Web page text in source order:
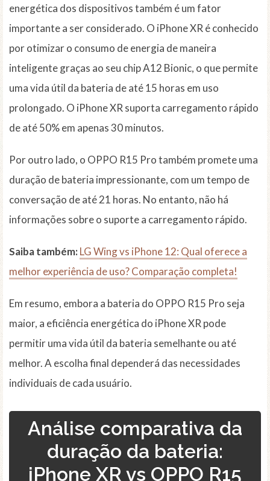
energética dos dispositivos também é um fator
importante a ser considerado. O iPhone XR é conhecido
por otimizar o consumo de energia de maneira
inteligente graças ao seu chip A12 Bionic, o que permite
uma vida útil da bateria de até 15 horas em uso
prolongado. O iPhone XR suporta carregamento rápido
de até 50% em apenas 30 minutos.
Por outro lado, o OPPO R15 Pro também promete uma
duração de bateria impressionante, com um tempo de
conversação de até 21 horas. No entanto, não há
informações sobre o suporte a carregamento rápido.
Saiba também:LG Wing vs iPhone 12: Qual oferece a
melhor experiência de uso? Comparação completa!
Em resumo, embora a bateria do OPPO R15 Pro seja
maior, a eficiência energética do iPhone XR pode
permitir uma vida útil da bateria semelhante ou até
melhor. A escolha final dependerá das necessidades
individuais de cada usuário.
Análise comparativa da
duração da bateria:
iPhone XR vs OPPO R15